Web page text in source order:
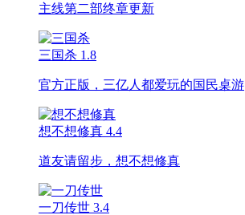
主线第二部终章更新
三国杀 1.8
官方正版，三亿人都爱玩的国民桌游
想不想修真 4.4
道友请留步，想不想修真
一刀传世 3.4